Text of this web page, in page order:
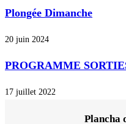
Plongée Dimanche
20 juin 2024
PROGRAMME
17 juillet 2022
Plancha